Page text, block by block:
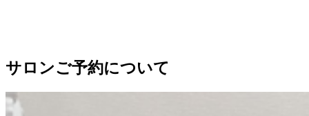
サロンご予約について